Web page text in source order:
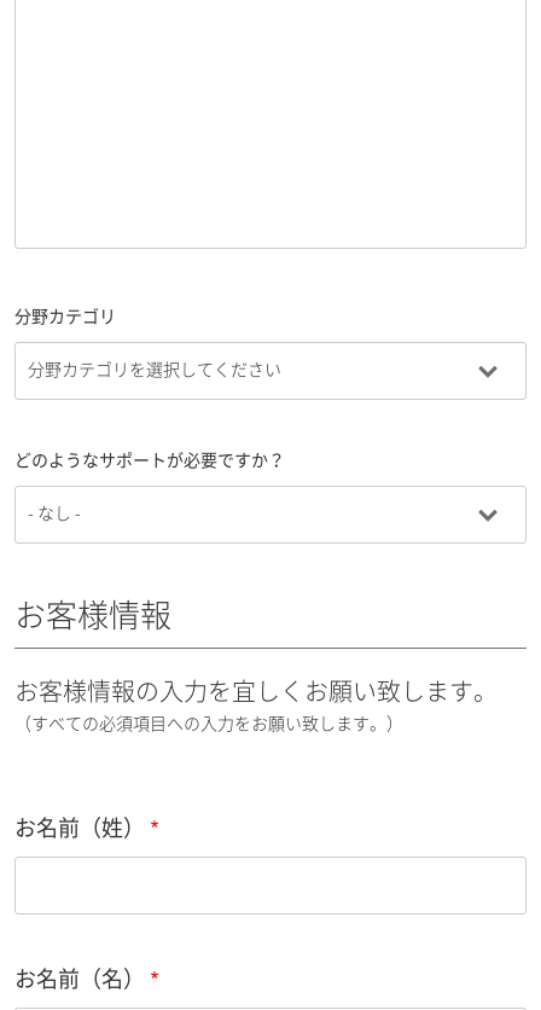
分野カテゴリ
どのようなサポートが必要ですか？
お客様情報
お客様情報の入力を宜しくお願い致します。
（すべての必須項目への入力をお願い致します。）
お名前（姓）
お名前（名）